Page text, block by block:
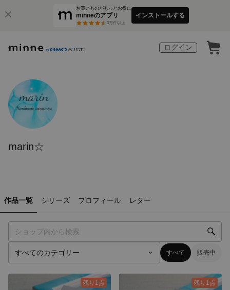
お買いものがもっとお得に
minneのアプリ
3万件以上
インストールする
ログイン
marin☆
作品一覧 シリーズ プロフィール レター
すべて 販売中
残り1点 残り1点